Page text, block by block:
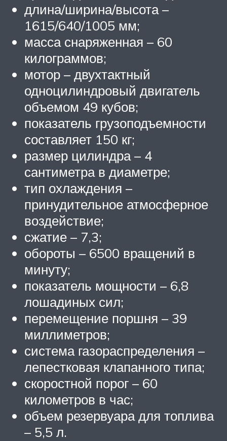
длина/ширина/высота –
1615/640/1005 мм;
масса снаряженная – 60
килограммов;
мотор – двухтактный
одноцилиндровый двигатель
объемом 49 кубов;
показатель грузоподъемности
составляет 150 кг;
размер цилиндра – 4
сантиметра в диаметре;
тип охлаждения –
принудительное атмосферное
воздействие;
сжатие – 7,3;
обороты – 6500 вращений в
минуту;
показатель мощности – 6,8
лошадиных сил;
перемещение поршня – 39
миллиметров;
система газораспределения –
лепестковая клапанного типа;
скоростной порог – 60
километров в час;
объем резервуара для топлива
– 5,5 л.